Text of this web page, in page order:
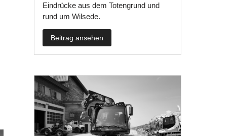
Eindrücke aus dem Totengrund und
rund um Wilsede.
Beitrag ansehen